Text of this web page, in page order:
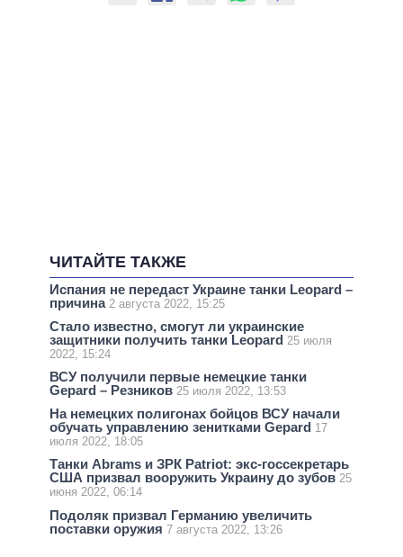
ЧИТАЙТЕ ТАКЖЕ
Испания не передаст Украине танки Leopard –
причина 2 августа 2022, 15:25
Стало известно, смогут ли украинские
защитники получить танки Leopard 25 июля
2022, 15:24
ВСУ получили первые немецкие танки
Gepard – Резников 25 июля 2022, 13:53
На немецких полигонах бойцов ВСУ начали
обучать управлению зенитками Gepard 17
июля 2022, 18:05
Танки Abrams и ЗРК Patriot: экс-госсекретарь
США призвал вооружить Украину до зубов 25
июня 2022, 06:14
Подоляк призвал Германию увеличить
поставки оружия 7 августа 2022, 13:26